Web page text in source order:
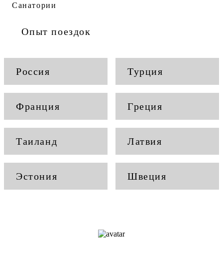
Санатории
Опыт поездок
Россия Турция
Франция Греция
Таиланд Латвия
Эстония Швеция